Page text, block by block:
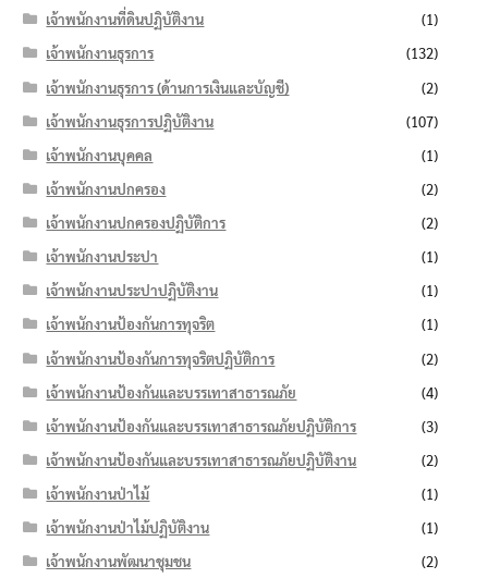
เจ้าพนักงานที่ดินปฏิบัติงาน
(1)
เจ้าพนักงานธุรการ
(132)
เจ้าพนักงานธุรการ (ด้านการเงินและบัญชี)
(2)
เจ้าพนักงานธุรการปฏิบัติงาน
(107)
เจ้าพนักงานบุคคล
(1)
เจ้าพนักงานปกครอง
(2)
เจ้าพนักงานปกครองปฏิบัติการ
(2)
เจ้าพนักงานประปา
(1)
เจ้าพนักงานประปาปฏิบัติงาน
(1)
เจ้าพนักงานป้องกันการทุจริต
(1)
เจ้าพนักงานป้องกันการทุจริตปฏิบัติการ
(2)
เจ้าพนักงานป้องกันและบรรเทาสาธารณภัย
(4)
เจ้าพนักงานป้องกันและบรรเทาสาธารณภัยปฏิบัติการ
(3)
เจ้าพนักงานป้องกันและบรรเทาสาธารณภัยปฏิบัติงาน
(2)
เจ้าพนักงานป่าไม้
(1)
เจ้าพนักงานป่าไม้ปฏิบัติงาน
(1)
เจ้าพนักงานพัฒนาชุมชน
(2)